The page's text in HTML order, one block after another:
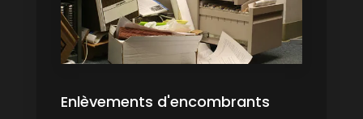
Enlèvements d'encombrants